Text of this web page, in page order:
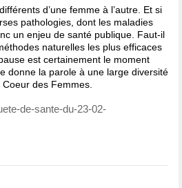
d’une femme à l’autre. Et si
pathologies, dont les maladies
un enjeu de santé publique. Faut-il
naturelles les plus efficaces
est certainement le moment
donne la parole à une large diversité
des Femmes.
de-sante-du-23-02-